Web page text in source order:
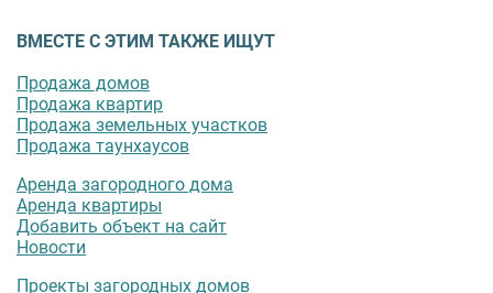
ВМЕСТЕ С ЭТИМ ТАКЖЕ ИЩУТ
Продажа домов
Продажа квартир
Продажа земельных участков
Продажа таунхаусов
Аренда загородного дома
Аренда квартиры
Добавить объект на сайт
Новости
Проекты загородных домов